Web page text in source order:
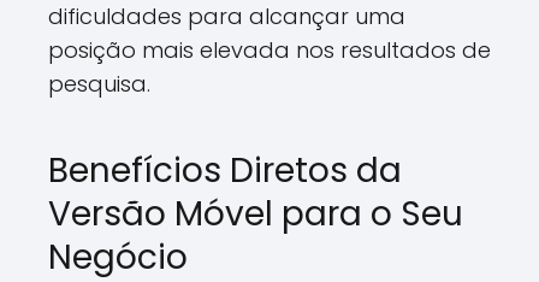
dificuldades para alcançar uma
posição mais elevada nos resultados de
pesquisa.
Benefícios Diretos da
Versão Móvel para o Seu
Negócio